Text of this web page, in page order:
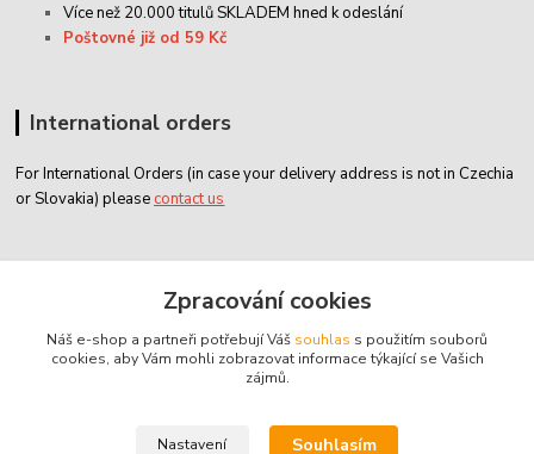
Více než 20.000 titulů SKLADEM hned k odeslání
Poštovné již od 59 Kč
International orders
For International Orders (in case your delivery address is not in Czechia
or Slovakia) please contact us
classicdvd@classicdvd.cz
Zpracování cookies
Náš e-shop a partneři potřebují Váš souhlas s použitím souborů
cookies, aby Vám mohli zobrazovat informace týkající se Vašich
zájmů.
Nastavení Souhlasím